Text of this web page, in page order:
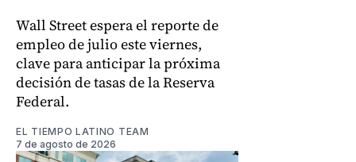
Wall Street espera el reporte de
empleo de julio este viernes,
clave para anticipar la próxima
decisión de tasas de la Reserva
Federal.
EL TIEMPO LATINO TEAM
7 de agosto de 2026